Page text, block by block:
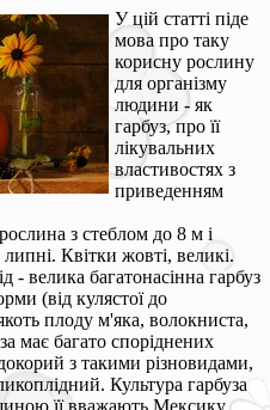
У цій статті піде
мова про таку
корисну рослину
для організму
людини - як
гарбуз, про її
лікувальних
властивостях з
приведенням
з стеблом до 8 м і
Квітки жовті, великі.
- велика багатонасінна гарбуз
(від кулястої до
плоду м'яка, волокниста,
має багато споріднених
з такими різновидами,
Культура гарбуза
її вважають Мексику.